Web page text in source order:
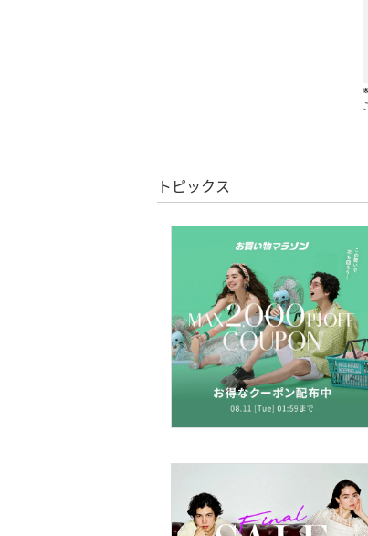
フレグランス
コフレ・キット・セット
食器・調理器具・キッチ
ン用品
インテリア・生活雑貨
スマホグッズ・オーディ
トピックス